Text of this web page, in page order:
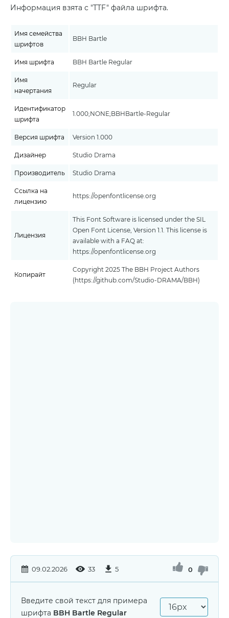
Информация взята с "TTF" файла шрифта.
Имя семейства
шрифтов
BBH Bartle
Имя шрифта BBH Bartle Regular
Имя
начертания
Regular
Идентификатор
шрифта
1.000;NONE;BBHBartle-Regular
Версия шрифта Version 1.000
Дизайнер Studio Drama
Производитель Studio Drama
Ссылка на
лицензию
https://openfontlicense.org
Лицензия
This Font Software is licensed under the SIL
Open Font License, Version 1.1. This license is
available with a FAQ at:
https://openfontlicense.org
Копирайт
Copyright 2025 The BBH Project Authors
(https://github.com/Studio-DRAMA/BBH)
09.02.2026 33 5 0
Введите свой текст для примера
шрифта BBH Bartle Regular